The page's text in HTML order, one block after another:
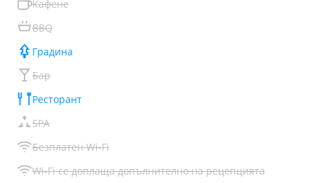
Кафене
BBQ
Градина
Бар
Ресторант
SPA
Безплатен Wi-Fi
Wi-Fi се доплаща допълнително на рецепцията